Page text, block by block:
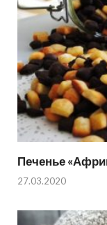
Печенье
27.03.2020